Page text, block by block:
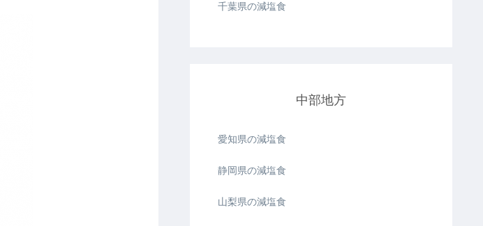
千葉県の減塩食
中部地方
愛知県の減塩食
静岡県の減塩食
山梨県の減塩食